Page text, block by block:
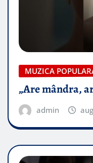
MUZICA
„Are mândra,
admin